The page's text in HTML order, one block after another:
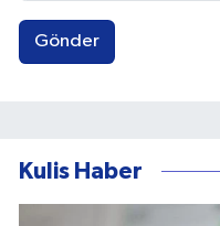
Gönder
Kulis Haber